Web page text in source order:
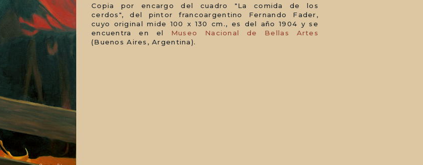
Copia por encargo del cuadro "La comida de los
cerdos", del pintor francoargentino Fernando Fader,
cuyo original mide 100 x 130 cm., es del año 1904 y se
encuentra en el Museo Nacional de Bellas Artes
(Buenos Aires, Argentina).